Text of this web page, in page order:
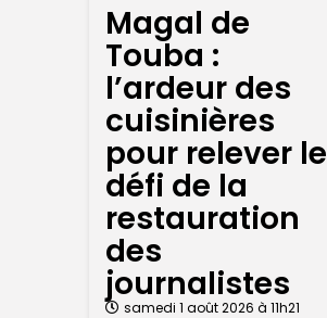
Magal de
Touba :
l’ardeur des
cuisinières
pour relever le
défi de la
restauration
des
journalistes
samedi 1 août 2026 à 11h21